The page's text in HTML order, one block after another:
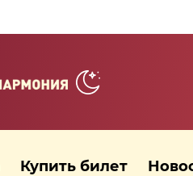
Купить билет